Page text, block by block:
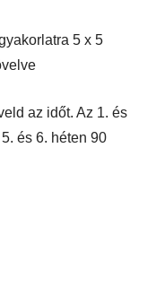
5 x 5
az időt. Az 1. és
és 6. héten 90